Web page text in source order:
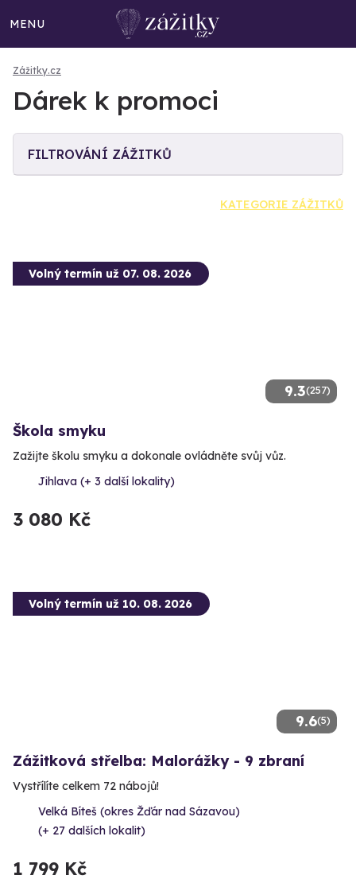
MENU
Zážitky.cz
Dárek k promoci
FILTROVÁNÍ ZÁŽITKŮ
KATEGORIE ZÁŽITKŮ
9.3(257)
Volný termín už 07. 08. 2026
Škola smyku
Zažijte školu smyku a dokonale ovládněte svůj vůz.
Jihlava (+ 3 další lokality)
3 080 Kč
9.6(5)
Volný termín už 10. 08. 2026
Zážitková střelba: Malorážky - 9 zbraní
Vystřílíte celkem 72 nábojů!
Velká Bíteš (okres Žďár nad Sázavou)
(+ 27 dalších lokalit)
1 799 Kč